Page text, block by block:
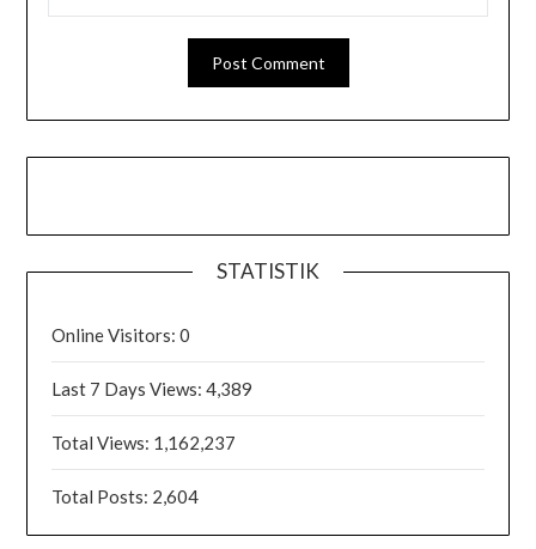
STATISTIK
Online Visitors:0
Last 7 Days Views:4,389
Total Views: 1,162,237
Total Posts: 2,604